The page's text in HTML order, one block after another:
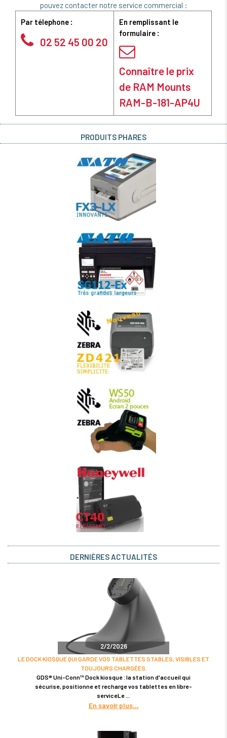
pouvez contacter notre service commercial :
Par télephone :
02 52 45 00 20
En remplissant le
formulaire :
Connaître le prix
de RAM Mounts
RAM-B-181-AP4U
PRODUITS PHARES
DERNIÈRES ACTUALITÉS
2/2/2026
LE DOCK KIOSQUE QUI GARDE VOS TABLETTES STABLES, VISIBLES ET
TOUJOURS CHARGÉES.
GDS® Uni-Conn™ Dock kiosque : la station d'accueil qui
sécurise, positionne et recharge vos tablettes en libre-
serviceLe
En savoir plus